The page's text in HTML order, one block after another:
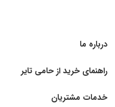
درباره ما
راهنمای خرید از حامی تایر
خدمات مشتریان